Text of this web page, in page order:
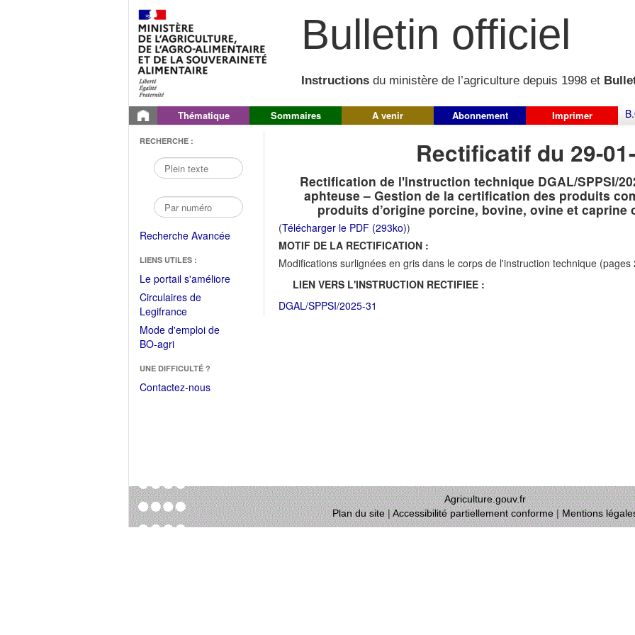
Bulletin officiel
Instructions du ministère de l’agriculture depuis 1998 et
Thématique Sommaires A venir Abonnement Imprimer
RECHERCHE :
Recherche Avancée
LIENS UTILES :
Le portail s'améliore(Fichier
Circulaires de
Legifrance(Ouvrir
dans
une
fenêtre)
Mode d'emploi de
BO-agri(Ouvrir
une
nouvelle
UNE DIFFICULTÉ ?
Contactez-nous
Rectificatif du 29-
Rectification de l'instruction technique DGAL/SPPSI/
aphteuse – Gestion de la certification des produits
produits d’origine porcine, bovine, ovine et caprine
(Télécharger le PDF (293ko))
MOTIF DE LA RECTIFICATION :
Modifications surlignées en gris dans le corps de l'instruction technique (pages
LIEN VERS L'INSTRUCTION RECTIFIEE :
DGAL/SPPSI/2025-31
Agriculture.gouv.fr
Plan du site|Accessibilité partiellement conforme|Mentions